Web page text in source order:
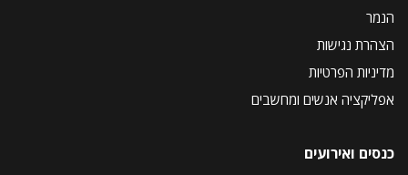
הנמר
הצהרת נגישות
מדיניות הפרטיות
אפליקציה אנשים ומחשבים
כנסים ואירועים